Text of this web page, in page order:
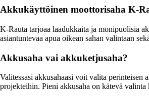
Akkukäyttöinen moottorisaha K-
K-Rauta tarjoaa laadukkaita ja monipuolisia
asiantuntevaa apua oikean sahan valintaan
Akkusaha vai akkuketjusaha?
Valitessasi akkusahaasi voit valita
projekteihin. Pieni akkusaha on kätevä